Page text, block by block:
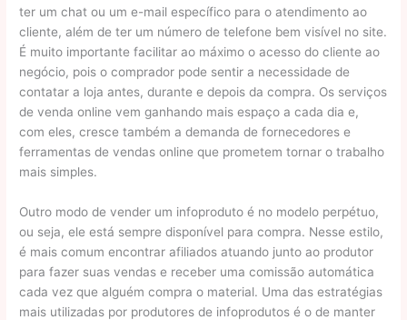
ter um chat ou um e-mail específico para o atendimento ao
cliente, além de ter um número de telefone bem visível no site.
É muito importante facilitar ao máximo o acesso do cliente ao
negócio, pois o comprador pode sentir a necessidade de
contatar a loja antes, durante e depois da compra. Os serviços
de venda online vem ganhando mais espaço a cada dia e,
com eles, cresce também a demanda de fornecedores e
ferramentas de vendas online que prometem tornar o trabalho
mais simples.
Outro modo de vender um infoproduto é no modelo perpétuo,
ou seja, ele está sempre disponível para compra. Nesse estilo,
é mais comum encontrar afiliados atuando junto ao produtor
para fazer suas vendas e receber uma comissão automática
cada vez que alguém compra o material. Uma das estratégias
mais utilizadas por produtores de infoprodutos é o de manter